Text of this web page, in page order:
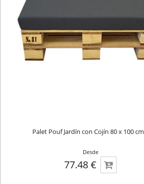
Palet Pouf Jardín con Cojín 80 x 100 cm
Desde
77.48 €